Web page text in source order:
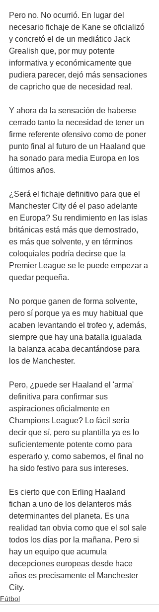
Pero no. No ocurrió. En lugar del
necesario fichaje de Kane se oficializó
y concretó el de un mediático Jack
Grealish que, por muy potente
informativa y económicamente que
pudiera parecer, dejó más sensaciones
de capricho que de necesidad real.
Y ahora da la sensación de haberse
cerrado tanto la necesidad de tener un
firme referente ofensivo como de poner
punto final al futuro de un Haaland que
ha sonado para media Europa en los
últimos años.
¿Será el fichaje definitivo para que el
Manchester City dé el paso adelante
en Europa? Su rendimiento en las islas
británicas está más que demostrado,
es más que solvente, y en términos
coloquiales podría decirse que la
Premier League se le puede empezar a
quedar pequeña.
No porque ganen de forma solvente,
pero sí porque ya es muy habitual que
acaben levantando el trofeo y, además,
siempre que hay una batalla igualada
la balanza acaba decantándose para
los de Manchester.
Pero, ¿puede ser Haaland el 'arma'
definitiva para confirmar sus
aspiraciones oficialmente en
Champions League? Lo fácil sería
decir que sí, pero su plantilla ya es lo
suficientemente potente como para
esperarlo y, como sabemos, el final no
ha sido festivo para sus intereses.
Es cierto que con Erling Haaland
fichan a uno de los delanteros más
determinantes del planeta. Es una
realidad tan obvia como que el sol sale
todos los días por la mañana. Pero si
hay un equipo que acumula
decepciones europeas desde hace
años es precisamente el Manchester
City.
Fútbol